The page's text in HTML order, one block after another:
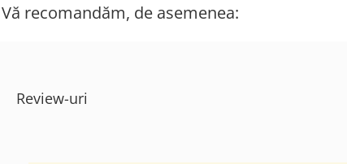
Vă recomandăm, de asemenea:
Review-uri